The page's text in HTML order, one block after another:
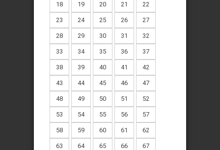
18 19 20 21 22
23 24 25 26 27
28 29 30 31 32
33 34 35 36 37
38 39 40 41 42
43 44 45 46 47
48 49 50 51 52
53 54 55 56 57
58 59 60 61 62
63 64 65 66 67